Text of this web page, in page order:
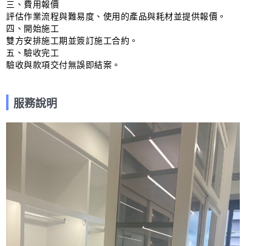
三、費用報價
評估作業流程與難易度、使用的產品與耗材並提供報價。
四、開始施工
雙方安排施工期並簽訂施工合約。
五、驗收完工
驗收與款項交付無誤即結案。
服務說明